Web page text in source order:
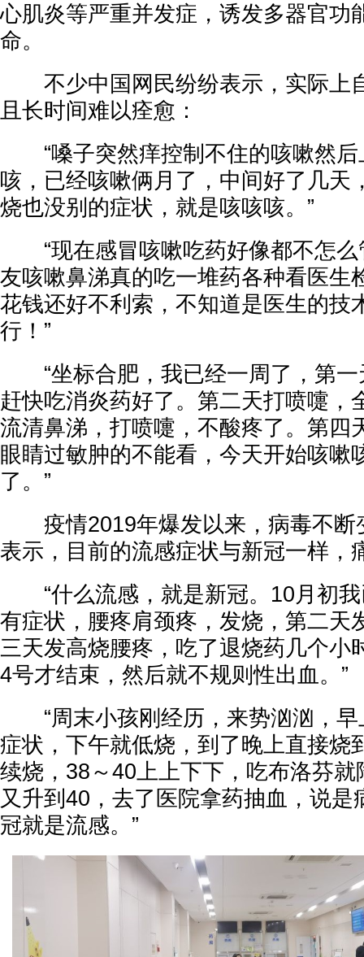
心肌炎等严重并发症，诱发多器官功
命。
不少中国网民纷纷表示，实际上
且长时间难以痊愈：
“嗓子突然痒控制不住的咳嗽然后
咳，已经咳嗽俩月了，中间好了几天
烧也没别的症状，就是咳咳咳。”
“现在感冒咳嗽吃药好像都不怎么
友咳嗽鼻涕真的吃一堆药各种看医生
花钱还好不利索，不知道是医生的技
行！”
“坐标合肥，我已经一周了，第一
赶快吃消炎药好了。第二天打喷嚏，
流清鼻涕，打喷嚏，不酸疼了。第四
眼睛过敏肿的不能看，今天开始咳嗽
了。”
疫情2019年爆发以来，病毒不断
表示，目前的流感症状与新冠一样，
“什么流感，就是新冠。10月初我
有症状，腰疼肩颈疼，发烧，第二天
三天发高烧腰疼，吃了退烧药几个小
4号才结束，然后就不规则性出血。”
“周末小孩刚经历，来势汹汹，早
症状，下午就低烧，到了晚上直接烧
续烧，38～40上上下下，吃布洛芬
又升到40，去了医院拿药抽血，说是
冠就是流感。”